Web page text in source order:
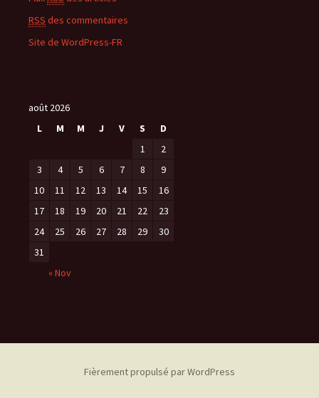
RSS des commentaires
Site de WordPress-FR
août 2026
L
M M J V S D
« Nov
1
2
3
4 5 6 7 8
9
10
11 12 13 14 15
16
17
18 19 20 21 22
23
24
25 26 27 28 29
30
31
Fièrement propulsé par WordPress